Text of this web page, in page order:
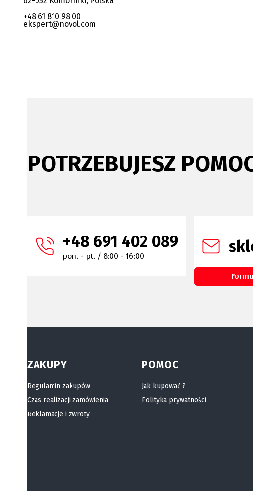
+48 61 810 98 00
ekspert@novol.com
POTRZEBUJESZ
+48 691 402 089
pon. - pt. / 8:00 - 16:00
Linki w stopce
ZAKUPY
Regulamin zakupów
Czas realizacji zamówienia
Reklamacje i zwroty
POMOC
Jak kupować ?
Polityka prywatności